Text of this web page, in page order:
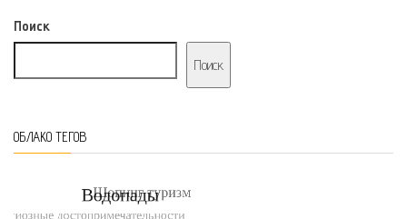
Поиск
Поиск
ОБЛАКО ТЕГОВ